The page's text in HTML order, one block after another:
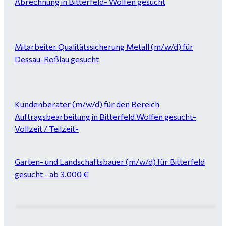
Mitarbeiter Qualitätssicherung Metall (m/w/d) für
Dessau-Roßlau gesucht
Kundenberater (m/w/d) für den Bereich
Auftragsbearbeitung in Bitterfeld Wolfen gesucht-
Vollzeit / Teilzeit-
Garten- und Landschaftsbauer (m/w/d) für Bitterfeld
gesucht - ab 3.000 €